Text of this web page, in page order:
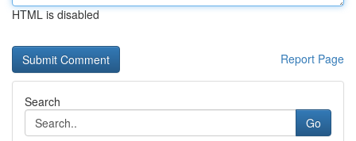
HTML is disabled
Report Page
Search
Go